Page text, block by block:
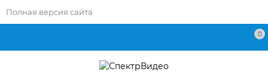
Полная версия сайта
0